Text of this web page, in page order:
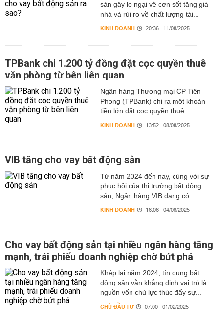
sản gây lo ngại về cơn sốt tăng giá
nhà và rủi ro về chất lượng tài...
KINH DOANH 20:36 | 11/08/2025
TPBank chi 1.200 tỷ đồng đặt cọc quyền thuê
văn phòng từ bên liên quan
Ngân hàng Thương mại CP Tiên
Phong (TPBank) chi ra một khoản
tiền lớn đặt cọc quyền thuê...
KINH DOANH 13:52 | 08/08/2025
VIB tăng cho vay bất động sản
Từ năm 2024 đến nay, cùng với sự
phục hồi của thị trường bất động
sản, Ngân hàng VIB đang có...
KINH DOANH 16:06 | 04/08/2025
Cho vay bất động sản tại nhiều ngân hàng tăng
mạnh, trái phiếu doanh nghiệp chờ bứt phá
Khép lại năm 2024, tín dụng bất
động sản vẫn khẳng định vai trò là
nguồn vốn chủ lực thúc đẩy sự...
CHỦ ĐẦU TƯ 07:00 | 01/02/2025